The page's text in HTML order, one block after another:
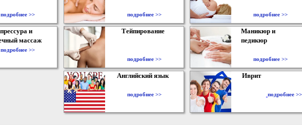
подробнее >> подробнее >> подробнее >>
и
массаж
подробнее >>
Тейпирование
подробнее >>
Маникюр и
педикюр
подробнее >>
Английский язык
подробнее >>
Иврит
подробнее >>